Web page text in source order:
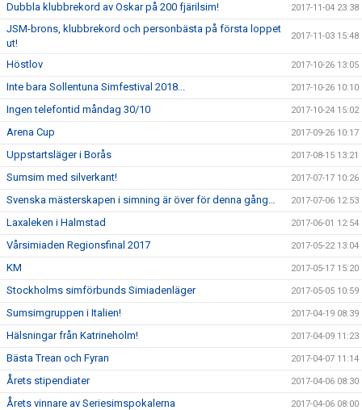
Dubbla klubbrekord av Oskar på 200 fjärilsim! 2017-11-04 23:38
JSM-brons, klubbrekord och personbästa på första loppet
ut!
2017-11-03 15:48
Höstlov 2017-10-26 13:05
Inte bara Sollentuna Simfestival 2018... 2017-10-26 10:10
Ingen telefontid måndag 30/10 2017-10-24 15:02
Arena Cup 2017-09-26 10:17
Uppstartsläger i Borås 2017-08-15 13:21
Sumsim med silverkant! 2017-07-17 10:26
Svenska mästerskapen i simning är över för denna gång… 2017-07-06 12:53
Laxaleken i Halmstad 2017-06-01 12:54
Vårsimiaden Regionsfinal 2017 2017-05-22 13:04
KM 2017-05-17 15:20
Stockholms simförbunds Simiadenläger 2017-05-05 10:59
Sumsimgruppen i Italien! 2017-04-19 08:39
Hälsningar från Katrineholm! 2017-04-09 11:23
Bästa Trean och Fyran 2017-04-07 11:14
Årets stipendiater 2017-04-06 08:30
Årets vinnare av Seriesimspokalerna 2017-04-06 08:00